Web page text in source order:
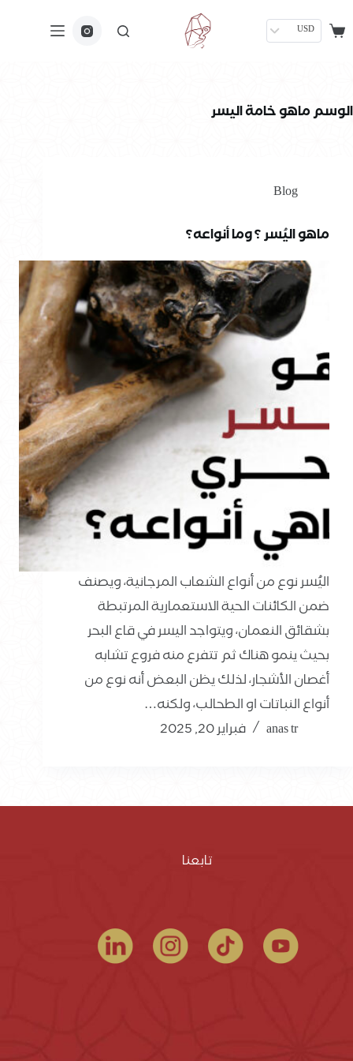
USD
الوسمماهو خامة اليسر
Blog
ماهو اليُسر ؟ وما أنواعه؟
اليُسر نوع من أنواع الشعاب المرجانية، ويصنف
ضمن الكائنات الحية الاستعمارية المرتبطة
بشقائق النعمان، ويتواجد اليسر في قاع البحر
بحيث ينمو هناك ثم تتفرع منه فروع تشابه
أغصان الأشجار، لذلك يظن البعض أنه نوع من
أنواع النباتات او الطحالب، ولكنه…
anas tr
فبراير 20, 2025
تابعنا